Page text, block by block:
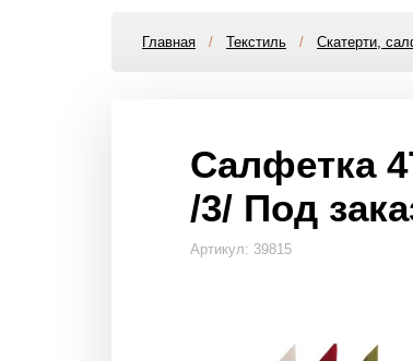
Главная / Текстиль / Скатерти,
Салфетка
/3/ Под
Артикул: 39815